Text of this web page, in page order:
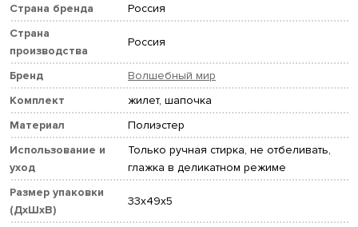
Страна бренда
Россия
Страна
производства
Россия
Бренд
Волшебный мир
Комплект
жилет, шапочка
Материал
Полиэстер
Использование и
уход
Только ручная стирка, не отбеливать,
глажка в деликатном режиме
Размер упаковки
(ДхШхВ)
33x49x5